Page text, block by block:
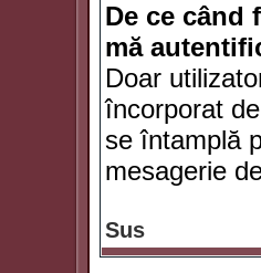
De ce când
mă
Doar
încorporat
se întamplă
mesagerie
Sus